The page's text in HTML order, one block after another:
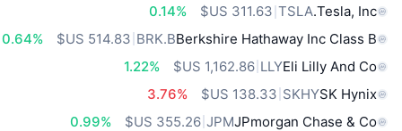
Tesla, Inc.
TSLA
0.14%
Berkshire Hathaway Inc Class B
BRK.B
0.64%
Eli Lilly And Co
LLY
‏‏1,162.86 US$
1.22%
SK Hynix
SKHY
3.76%
JPmorgan Chase & Co
JPM
‏355.26 US$
0.99%